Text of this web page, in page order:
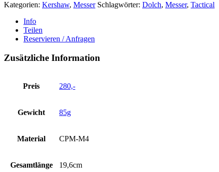
Kategorien: Kershaw, Messer Schlagwörter: Dolch, Messer, Tactical
Info
Teilen
Reservieren / Anfragen
Zusätzliche Information
Preis 280,-
Gewicht 85g
Material CPM-M4
Gesamtlänge 19,6cm